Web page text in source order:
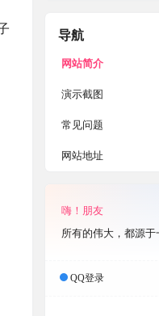
导航
网站简介
演示截图
常见问题
网站地址
嗨！朋友
所有的伟大，都源
QQ登录